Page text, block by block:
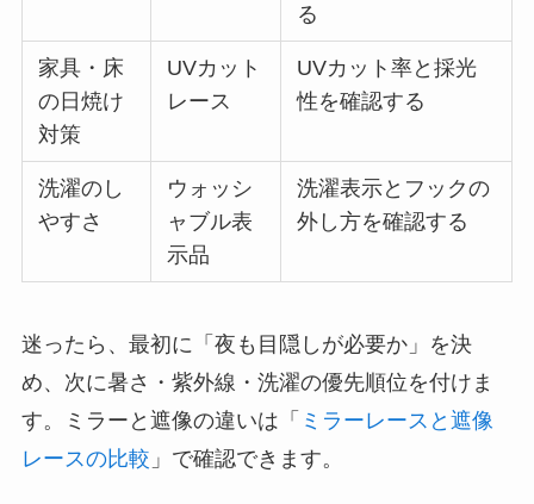
る
家具・床
の日焼け
対策
UVカット
レース
UVカット率と採光
性を確認する
洗濯のし
やすさ
ウォッシ
ャブル表
示品
洗濯表示とフックの
外し方を確認する
迷ったら、最初に「夜も目隠しが必要か」を決
め、次に暑さ・紫外線・洗濯の優先順位を付けま
す。ミラーと遮像の違いは「 ミラーレースと遮像
レースの比較 」で確認できます。